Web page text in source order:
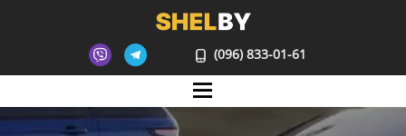
(096) 833-01-61
Mane